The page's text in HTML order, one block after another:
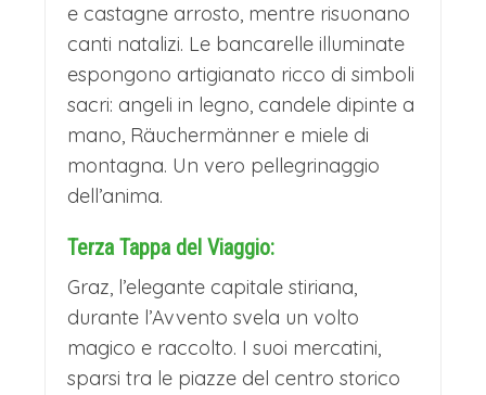
e castagne arrosto, mentre risuonano
canti natalizi. Le bancarelle illuminate
espongono artigianato ricco di simboli
sacri: angeli in legno, candele dipinte a
mano, Räuchermänner e miele di
montagna. Un vero pellegrinaggio
dell’anima.
Terza Tappa del Viaggio:
Graz, l’elegante capitale stiriana,
durante l’Avvento svela un volto
magico e raccolto. I suoi mercatini,
sparsi tra le piazze del centro storico